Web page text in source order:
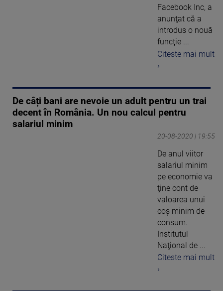
Facebook Inc, a
anunţat că a
introdus o nouă
funcţie ...
Citeste mai mult
›
De câți bani are nevoie un adult pentru un trai
decent în România. Un nou calcul pentru
salariul minim
20-08-2020 | 19:55
De anul viitor
salariul minim
pe economie va
ţine cont de
valoarea unui
coş minim de
consum.
Institutul
Naţional de ...
Citeste mai mult
›